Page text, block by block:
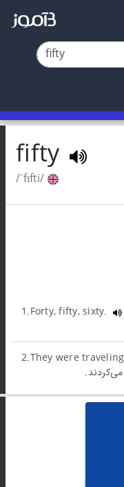
fifty
/ˈfɪfti/
1.Forty, fifty, sixty.
2.They were